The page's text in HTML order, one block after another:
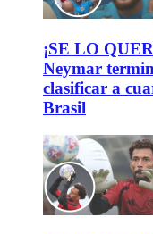
¡SE LO
Neymar
clasificar a
Brasil